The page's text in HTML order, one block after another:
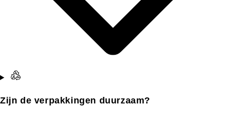
Zijn de verpakkingen duurzaam?